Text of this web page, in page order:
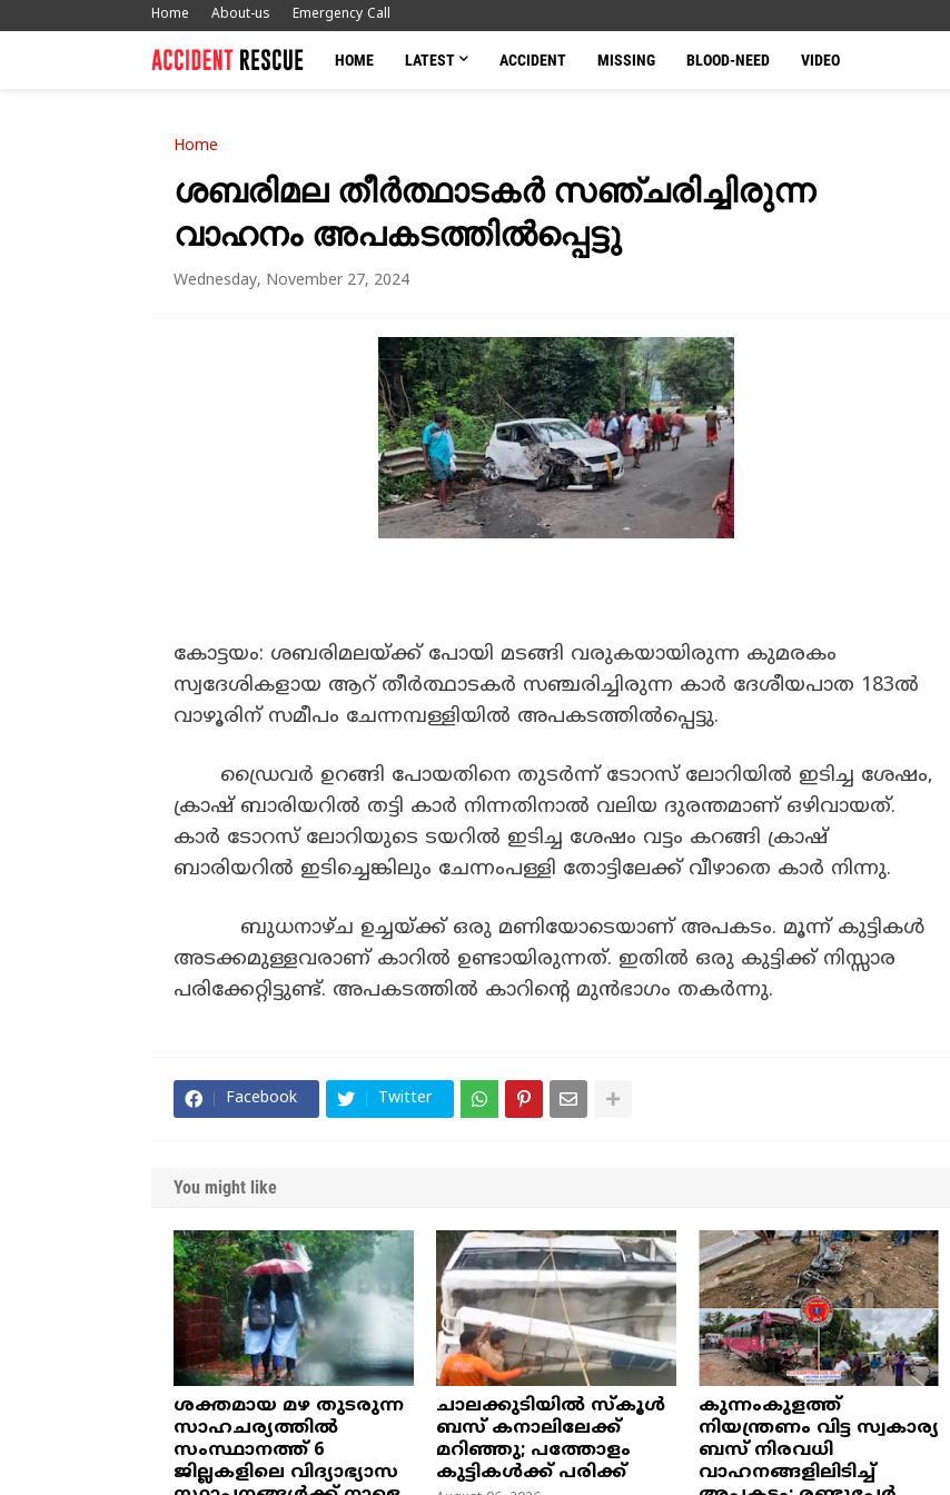
Home About-us Emergency Call
HOME LATEST ACCIDENT MISSING BLOOD-NEED VIDEO
Home
ശബരിമല തീർത്ഥാടകർ സഞ്ചരിച്ചിരുന്ന
വാഹനം അപകടത്തിൽപ്പെട്ടു
Wednesday, November 27, 2024
കോട്ടയം: ശബരിമലയ്ക്ക് പോയി മടങ്ങി വരുകയായിരുന്ന കുമരകം
സ്വദേശികളായ ആറ് തീർത്ഥാടകർ സഞ്ചരിച്ചിരുന്ന കാർ ദേശീയപാത 183ൽ
വാഴൂരിന് സമീപം ചേന്നമ്പള്ളിയിൽ അപകടത്തിൽപ്പെട്ടു.
ഡ്രൈവർ ഉറങ്ങി പോയതിനെ തുടർന്ന് ടോറസ് ലോറിയിൽ ഇടിച്ച ശേഷം,
ക്രാഷ് ബാരിയറിൽ തട്ടി കാർ നിന്നതിനാൽ വലിയ ദുരന്തമാണ് ഒഴിവായത്.
കാർ ടോറസ് ലോറിയുടെ ടയറിൽ ഇടിച്ച ശേഷം വട്ടം കറങ്ങി ക്രാഷ്
ബാരിയറിൽ ഇടിച്ചെങ്കിലും ചേന്നംപള്ളി തോട്ടിലേക്ക് വീഴാതെ കാർ നിന്നു.
ബുധനാഴ്ച ഉച്ചയ്ക്ക് ഒരു മണിയോടെയാണ് അപകടം. മൂന്ന് കുട്ടികൾ
അടക്കമുള്ളവരാണ് കാറിൽ ഉണ്ടായിരുന്നത്. ഇതിൽ ഒരു കുട്ടിക്ക് നിസ്സാര
പരിക്കേറ്റിട്ടുണ്ട്. അപകടത്തിൽ കാറിൻ്റെ മുൻഭാഗം തകർന്നു.
Facebook Twitter
You might like
ശക്തമായ മഴ തുടരുന്ന
സാഹചര്യത്തിൽ
സംസ്ഥാനത്ത് 6
ജില്ലകളിലെ വിദ്യാഭ്യാസ
ചാലക്കുടിയിൽ സ്കൂൾ
ബസ് കനാലിലേക്ക്
മറിഞ്ഞു; പത്തോളം
കുട്ടികൾക്ക് പരിക്ക്
കുന്നംകുളത്ത്
നിയന്ത്രണം വിട്ട സ്വകാര്യ
ബസ് നിരവധി
വാഹനങ്ങളിലിടിച്ച്